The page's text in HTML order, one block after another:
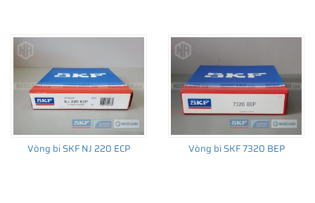
THÔNG TIN HỮU ÍCH
•Vòng bi SKF chính hãng, Những lưu ý cơ bản trước khi mua hàng
Xuất xứ vòng bi SKF chính hãng ở đâu?
Chất lượng vòng bi SKF chính hãng
Vòng bi SKF NJ 220 ECP Vòng bi SKF 7320 BEP